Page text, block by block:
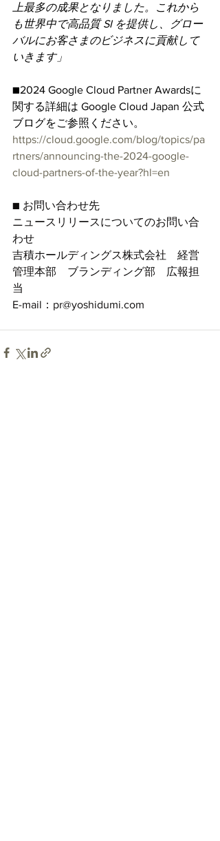
上最多の成果となりました。これから
も世界中で高品質 SI を提供し、グロー
バルにお客さまのビジネスに貢献して
いきます」
■2024 Google Cloud Partner Awardsに
関する詳細は Google Cloud Japan 公式
ブログをご参照ください。
https://cloud.google.com/blog/topics/pa
rtners/announcing-the-2024-google-
cloud-partners-of-the-year?hl=en
■ お問い合わせ先
ニュースリリースについてのお問い合
わせ
吉積ホールディングス株式会社　経営
管理本部　ブランディング部　広報担
当
E-mail：pr@yoshidumi.com